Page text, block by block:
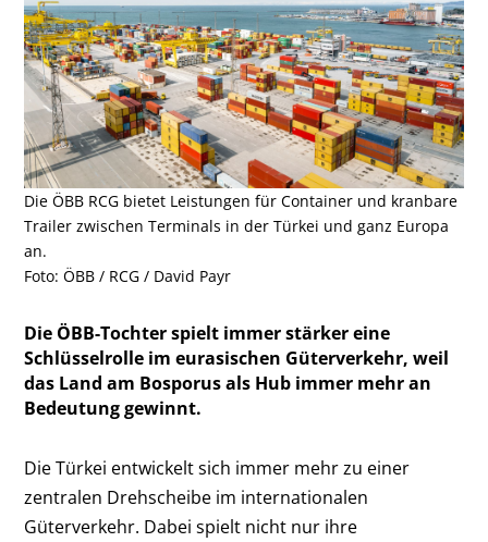
Die ÖBB RCG bietet Leistungen für Container und kranbare
Trailer zwischen Terminals in der Türkei und ganz Europa
an.
Foto: ÖBB / RCG / David Payr
Die ÖBB-Tochter spielt immer stärker eine
Schlüsselrolle im eurasischen Güterverkehr, weil
das Land am Bosporus als Hub immer mehr an
Bedeutung gewinnt.
Die Türkei entwickelt sich immer mehr zu einer
zentralen Drehscheibe im internationalen
Güterverkehr. Dabei spielt nicht nur ihre